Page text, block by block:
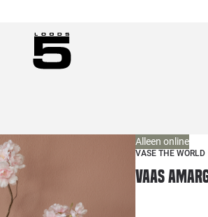
Alleen online
VASE THE WORLD
Vaas